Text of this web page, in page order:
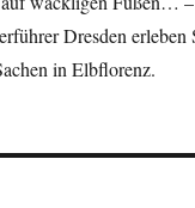
Dresden erleben
in Elbflorenz.